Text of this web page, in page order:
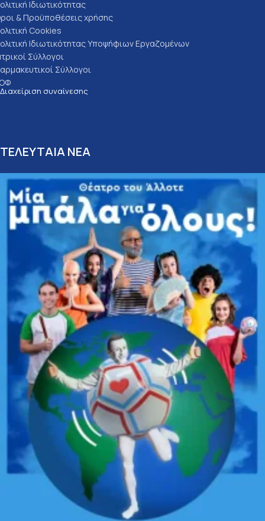
Ιδιωτικότητας
& Προϋποθέσεις χρήσης
Cookies
Ιδιωτικότητας Υποψήφιων Εργαζομένων
Σύλλογοι
Σύλλογοι
Διαχείριση συναίνεσης
ΤΕΛΕΥΤΑΙΑ ΝΕΑ